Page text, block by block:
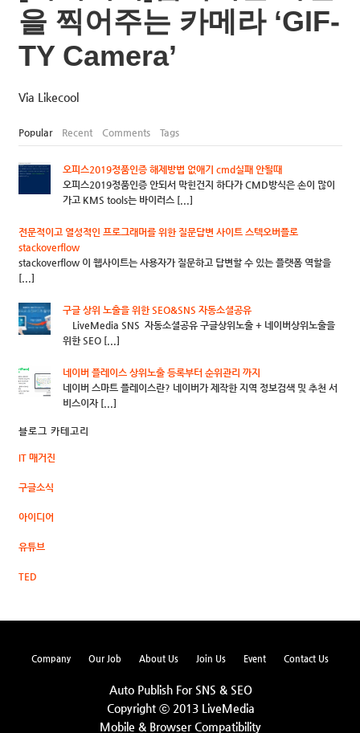
을 찍어주는 카메라 ‘GIF-
TY Camera’
Via Likecool
Popular Recent Comments Tags
오피스2019정품인증 해제방법 없애기 cmd실패 안될때
오피스2019정품인증 안되서 막힌건지 하다가 CMD방식은 손이 많이
가고 KMS tools는 바이러스 [...]
전문적이고 열성적인 프로그래머를 위한 질문답변 사이트 스텍오버플로
stackoverflow
stackoverflow 이 웹사이트는 사용자가 질문하고 답변할 수 있는 플랫폼 역할을
[...]
구글 상위 노출을 위한 SEO&SNS 자동소셜공유
LiveMedia SNS 자동소셜공유 구글상위노출 + 네이버상위노출을
위한 SEO [...]
네이버 플레이스 상위노출 등록부터 순위관리 까지
네이버 스마트 플레이스란? 네이버가 제작한 지역 정보검색 및 추천 서
비스이자 [...]
블로그 카테고리
IT 매거진
구글소식
아이디어
유튜브
TED
Company Our Job About Us Join Us Event Contact Us
Auto Publish For SNS & SEO
Copyright ⓒ 2013 LiveMedia
Mobile & Browser Compatibility